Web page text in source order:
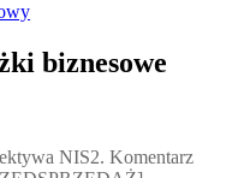
biznesowe
NIS2. Komentarz
NIS2. Komentarz